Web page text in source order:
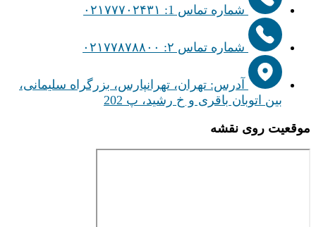
شماره تماس 1: ۰۲۱۷۷۷۰۲۴۳۱
شماره تماس ۲: ۰۲۱۷۷۸۷۸۸۰۰
آدرس: تهران، تهرانپارس، بزرگراه سلیمانی،
بین اتوبان باقری و خ رشید، پ 202
موقعیت روی نقشه